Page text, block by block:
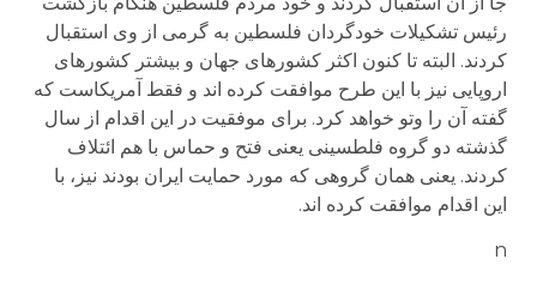
رئیس تشکیلات خودگردان فلسطین به گرمی از وی استقبال
کردند. البته تا کنون اکثر کشورهای جهان و بیشتر کشورهای
اروپایی نیز با این طرح موافقت کرده اند و فقط آمریکاست که
گفته آن را وتو خواهد کرد. برای موفقیت در این اقدام از سال
گذشته دو گروه فلطسینی یعنی فتح و حماس با هم ائتلاف
کردند. یعنی همان گروهی که مورد حمایت ایران بودند نیز، با
این اقدام موافقت کرده اند.
n